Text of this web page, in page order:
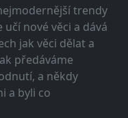
trendy
nové věci a dává
jak věci dělat a
předáváme
a někdy
a byli co